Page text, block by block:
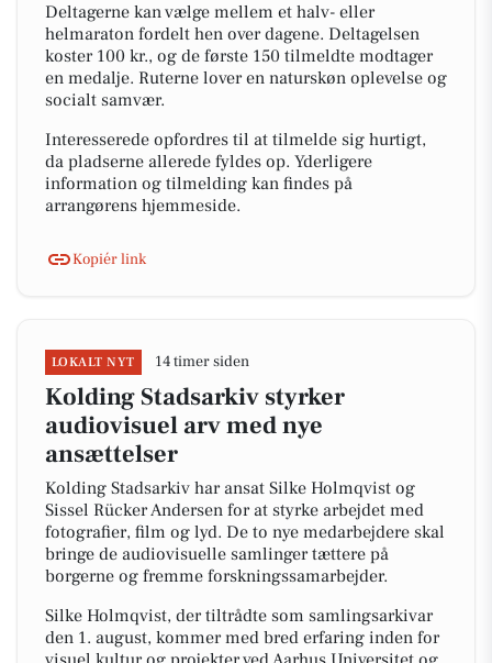
Deltagerne kan vælge mellem et halv- eller
helmaraton fordelt hen over dagene. Deltagelsen
koster 100 kr., og de første 150 tilmeldte modtager
en medalje. Ruterne lover en naturskøn oplevelse og
socialt samvær.
Interesserede opfordres til at tilmelde sig hurtigt,
da pladserne allerede fyldes op. Yderligere
information og tilmelding kan findes på
arrangørens hjemmeside.
Kopiér link
LOKALT NYT 14 timer siden
Kolding Stadsarkiv styrker
audiovisuel arv med nye
ansættelser
Kolding Stadsarkiv har ansat Silke Holmqvist og
Sissel Rücker Andersen for at styrke arbejdet med
fotografier, film og lyd. De to nye medarbejdere skal
bringe de audiovisuelle samlinger tættere på
borgerne og fremme forskningssamarbejder.
Silke Holmqvist, der tiltrådte som samlingsarkivar
den 1. august, kommer med bred erfaring inden for